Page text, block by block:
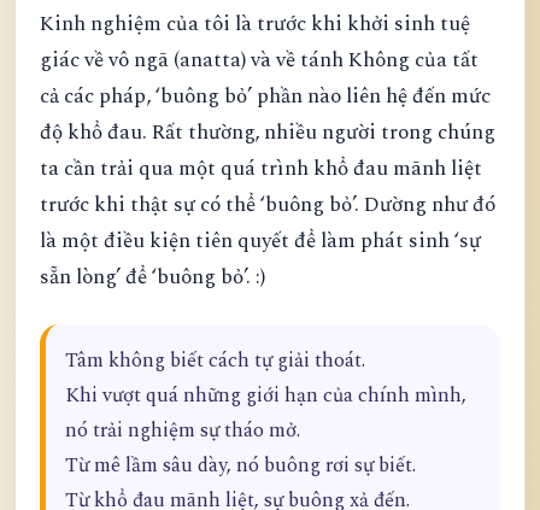
Kinh nghiệm của tôi là trước khi khởi sinh tuệ
giác về vô ngã (anatta) và về tánh Không của tất
cả các pháp, ‘buông bỏ’ phần nào liên hệ đến mức
độ khổ đau. Rất thường, nhiều người trong chúng
ta cần trải qua một quá trình khổ đau mãnh liệt
trước khi thật sự có thể ‘buông bỏ’. Dường như đó
là một điều kiện tiên quyết để làm phát sinh ‘sự
sẵn lòng’ để ‘buông bỏ’. :)
Tâm không biết cách tự giải thoát.
Khi vượt quá những giới hạn của chính mình,
nó trải nghiệm sự tháo mở.
Từ mê lầm sâu dày, nó buông rơi sự biết.
Từ khổ đau mãnh liệt, sự buông xả đến.